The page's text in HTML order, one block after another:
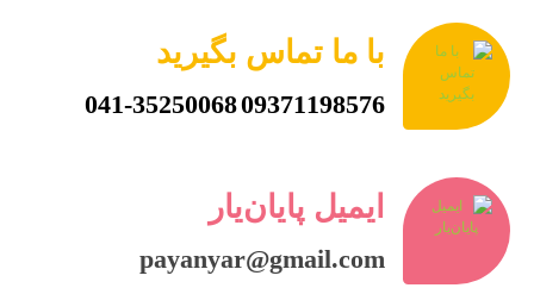
با ما تماس بگیرید
09371198576
041-35250068
ایمیل پایان‌یار
payanyar@gmail.com